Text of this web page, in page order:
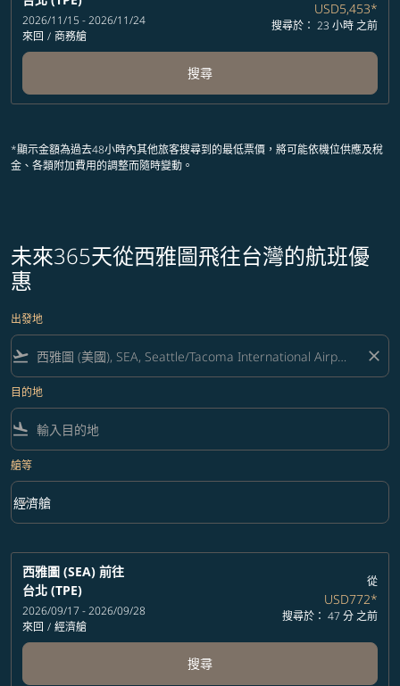
2026/11/15 - 2026/11/24
來回 / 商務艙
USD5,453*
搜尋於： 23 小時 之前
搜尋
*顯示金額為過去48小時內其他旅客搜尋到的最低票價，將可能依機位供應及稅
金、各類附加費用的調整而隨時變動。
未來365天從西雅圖飛往台灣的航班優
惠
出發地
flight_takeoff close
目的地
flight_land
艙等
艙等 option 經濟艙 Selected
經濟艙
keyboard_arrow_down
西雅圖 (SEA) 前往
台北 (TPE)
2026/09/17 - 2026/09/28
來回 / 經濟艙
從
USD772*
搜尋於： 47 分 之前
搜尋